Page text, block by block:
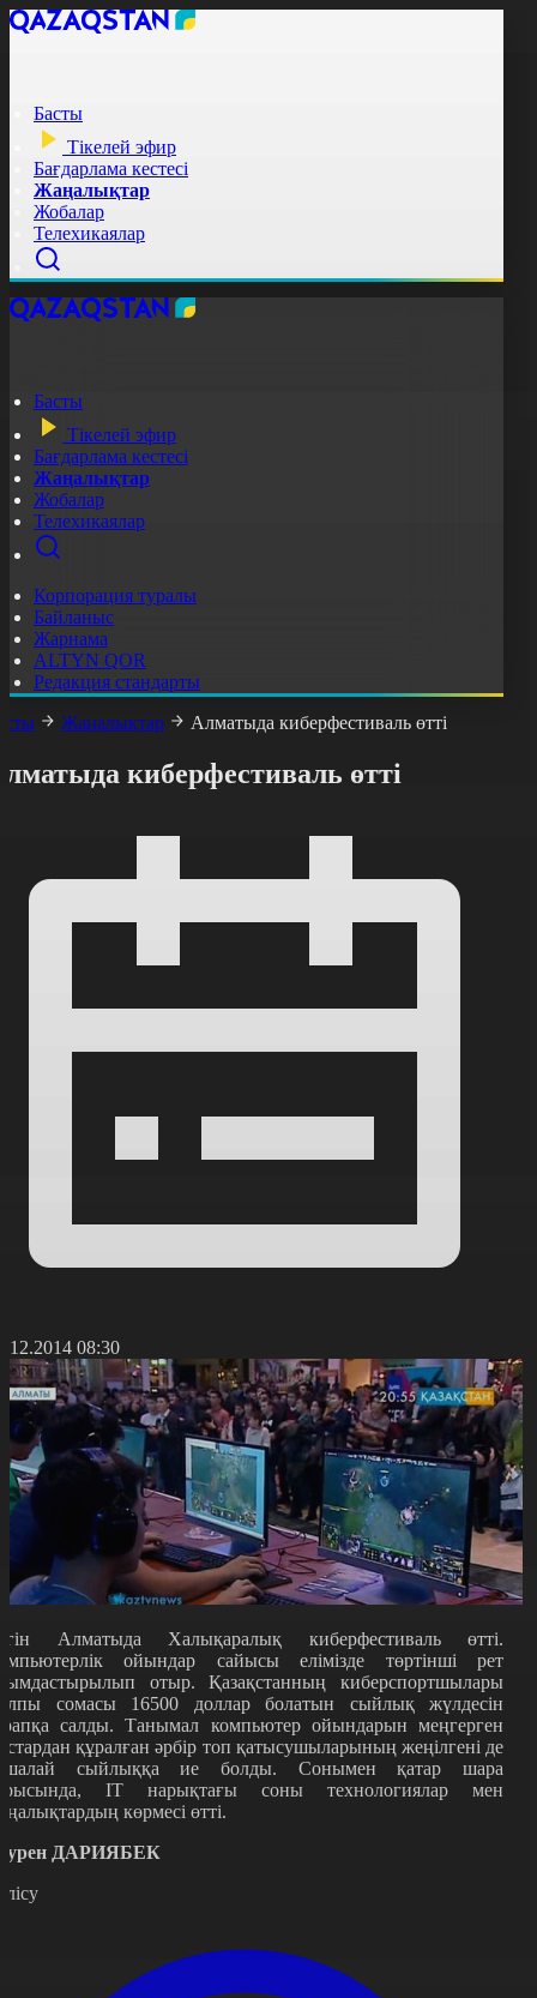
Басты
Тікелей эфир
Бағдарлама кестесі
Жаңалықтар
Жобалар
Телехикаялар
Басты
Тікелей эфир
Бағдарлама кестесі
Жаңалықтар
Жобалар
Телехикаялар
Корпорация туралы
Байланыс
Жарнама
ALTYN QOR
Редакция стандарты
Жаңалықтар Алматыда киберфестиваль өтті
киберфестиваль өтті
08:30
Алматыда Халықаралық киберфестиваль өтті.
ойындар сайысы елімізде төртінші рет
отыр. Қазақстанның киберспортшылары
сомасы 16500 доллар болатын сыйлық жүлдесін
салды. Танымал компьютер ойындарын меңгерген
құралған әрбір топ қатысушыларының жеңілгені де
сыйлыққа ие болды. Сонымен қатар шара
ІТ нарықтағы соны технологиялар мен
көрмесі өтті.
ДАРИЯБЕК